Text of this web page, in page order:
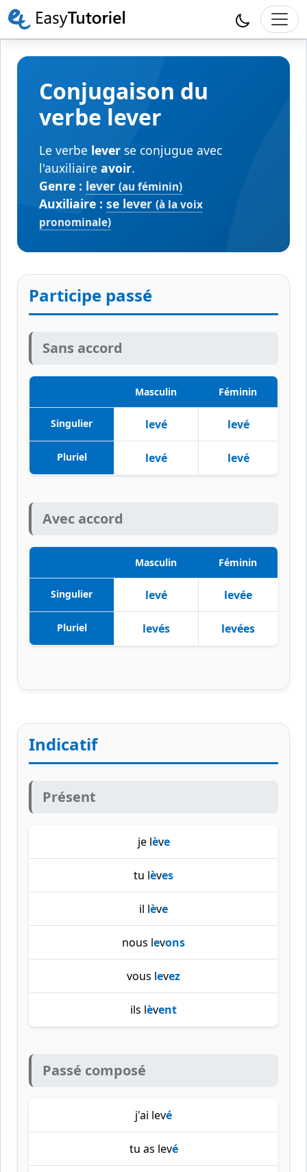
Conjugaison du
verbe lever
Le verbe lever se conjugue avec
l'auxiliaire avoir.
Genre : lever (au féminin)
Auxiliaire : se lever (à la voix
pronominale)
Participe passé
Sans accord
Masculin Féminin
Singulier levé levé
Pluriel levé levé
Avec accord
Masculin Féminin
Singulier levé levée
Pluriel levés levées
Indicatif
Présent
je lève
tu lèves
il lève
nous levons
vous levez
ils lèvent
Passé composé
j'ai levé
tu as levé